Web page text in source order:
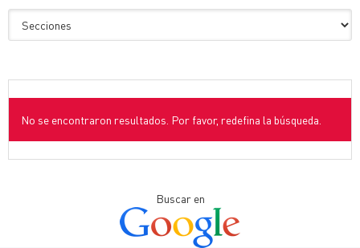
No se encontraron resultados. Por favor, redefina la búsqueda.
Buscar en